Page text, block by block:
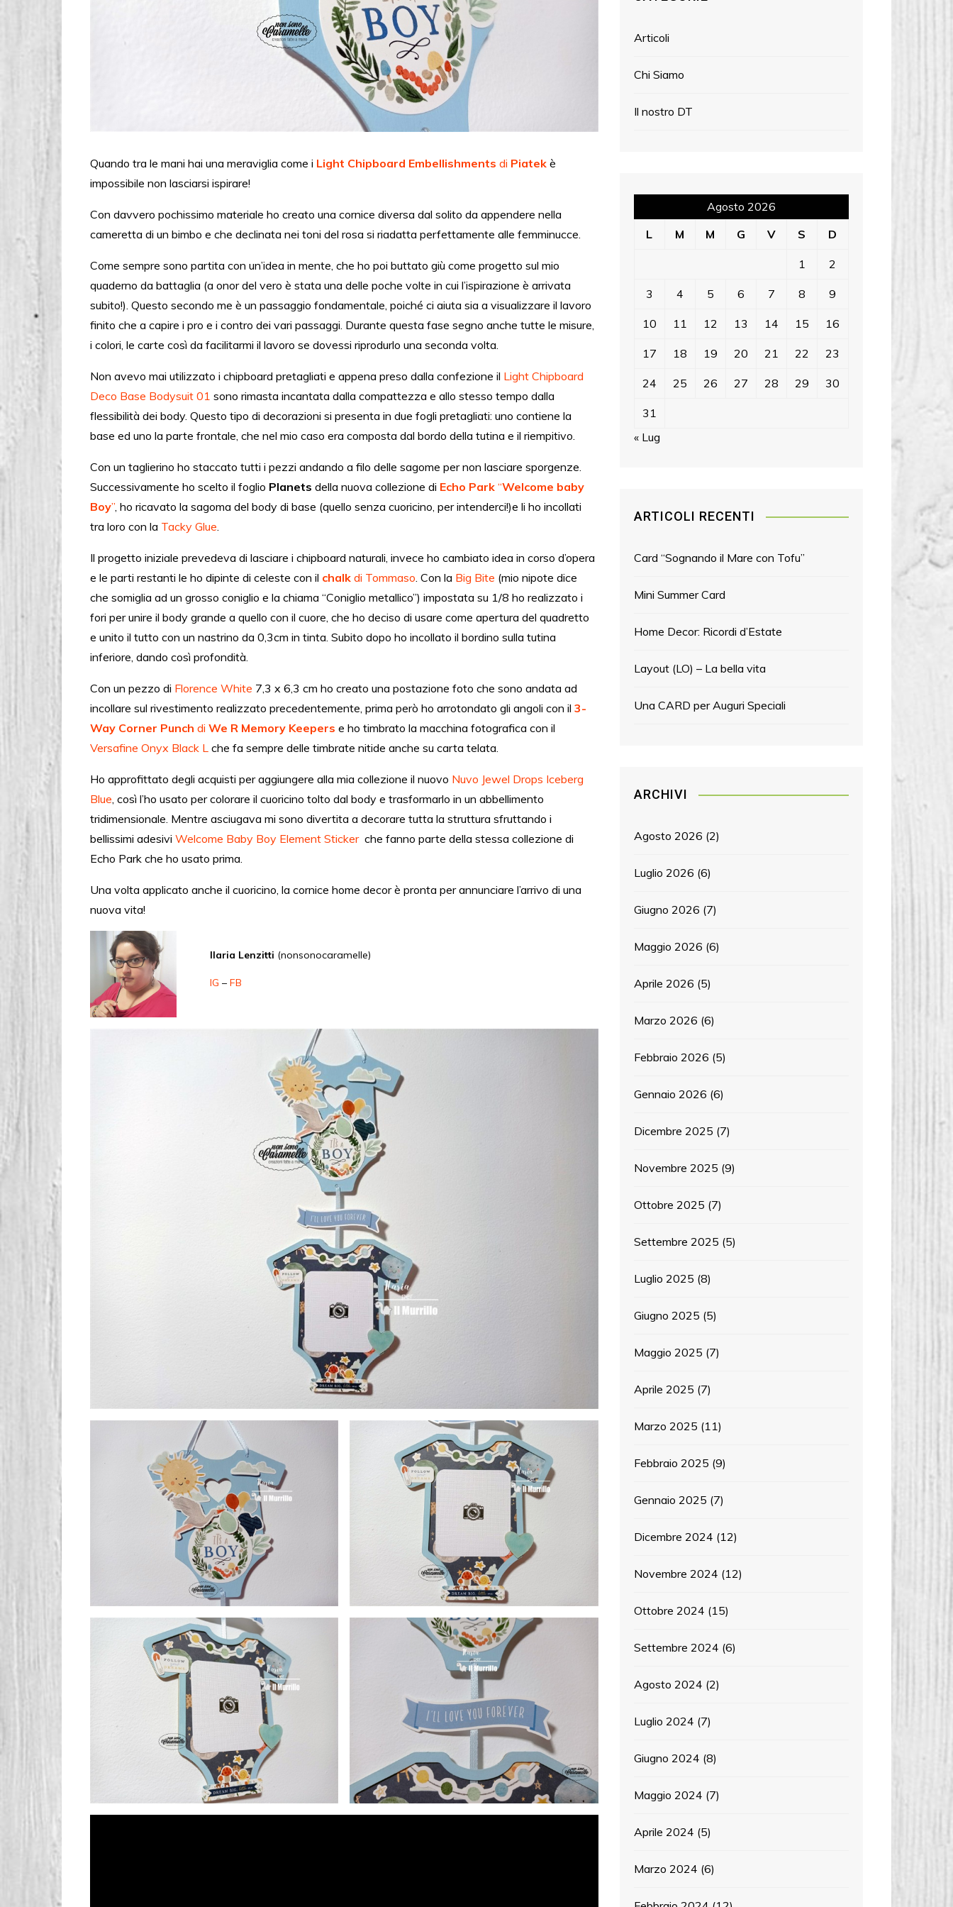
Quando tra le mani hai una meraviglia come i Light Chipboard Embellishments di Piatek è
impossibile non lasciarsi ispirare!
Con davvero pochissimo materiale ho creato una cornice diversa dal solito da appendere nella
cameretta di un bimbo e che declinata nei toni del rosa si riadatta perfettamente alle femminucce.
Come sempre sono partita con un’idea in mente, che ho poi buttato giù come progetto sul mio
quaderno da battaglia (a onor del vero è stata una delle poche volte in cui l’ispirazione è arrivata
subito!). Questo secondo me è un passaggio fondamentale, poiché ci aiuta sia a visualizzare il lavoro
finito che a capire i pro e i contro dei vari passaggi. Durante questa fase segno anche tutte le misure,
i colori, le carte così da facilitarmi il lavoro se dovessi riprodurlo una seconda volta.
Non avevo mai utilizzato i chipboard pretagliati e appena preso dalla confezione il Light Chipboard
Deco Base Bodysuit 01 sono rimasta incantata dalla compattezza e allo stesso tempo dalla
flessibilità dei body. Questo tipo di decorazioni si presenta in due fogli pretagliati: uno contiene la
base ed uno la parte frontale, che nel mio caso era composta dal bordo della tutina e il riempitivo.
Con un taglierino ho staccato tutti i pezzi andando a filo delle sagome per non lasciare sporgenze.
Successivamente ho scelto il foglio Planets della nuova collezione di Echo Park “Welcome baby
Boy”, ho ricavato la sagoma del body di base (quello senza cuoricino, per intenderci!)e li ho incollati
tra loro con la Tacky Glue.
Il progetto iniziale prevedeva di lasciare i chipboard naturali, invece ho cambiato idea in corso d’opera
e le parti restanti le ho dipinte di celeste con il chalk di Tommaso. Con la Big Bite (mio nipote dice
che somiglia ad un grosso coniglio e la chiama “Coniglio metallico”) impostata su 1/8 ho realizzato i
fori per unire il body grande a quello con il cuore, che ho deciso di usare come apertura del quadretto
e unito il tutto con un nastrino da 0,3cm in tinta. Subito dopo ho incollato il bordino sulla tutina
inferiore, dando così profondità.
Con un pezzo di Florence White 7,3 x 6,3 cm ho creato una postazione foto che sono andata ad
incollare sul rivestimento realizzato precedentemente, prima però ho arrotondato gli angoli con il 3-
Way Corner Punch di We R Memory Keepers e ho timbrato la macchina fotografica con il
Versafine Onyx Black L che fa sempre delle timbrate nitide anche su carta telata.
Ho approfittato degli acquisti per aggiungere alla mia collezione il nuovo Nuvo Jewel Drops Iceberg
Blue, così l’ho usato per colorare il cuoricino tolto dal body e trasformarlo in un abbellimento
tridimensionale. Mentre asciugava mi sono divertita a decorare tutta la struttura sfruttando i
bellissimi adesivi Welcome Baby Boy Element Stickerche fanno parte della stessa collezione di
Echo Park che ho usato prima.
Una volta applicato anche il cuoricino, la cornice home decor è pronta per annunciare l’arrivo di una
nuova vita!
Ilaria Lenzitti (nonsonocaramelle)
IG –FB
Articoli
Chi Siamo
Il nostro DT
Agosto 2026
L
M M G V S D
1 2
3 4 5 6 7 8 9
10 11 12 13 14 15 16
17 18 19 20 21 22 23
24 25 26 27 28 29 30
31
« Lug
ARTICOLI RECENTI
Card “Sognando il Mare con Tofu”
Mini Summer Card
Home Decor: Ricordi d’Estate
Layout (LO) – La bella vita
Una CARD per Auguri Speciali
ARCHIVI
Agosto 2026 (2)
Luglio 2026 (6)
Giugno 2026 (7)
Maggio 2026 (6)
Aprile 2026 (5)
Marzo 2026 (6)
Febbraio 2026 (5)
Gennaio 2026 (6)
Dicembre 2025 (7)
Novembre 2025 (9)
Ottobre 2025 (7)
Settembre 2025 (5)
Luglio 2025 (8)
Giugno 2025 (5)
Maggio 2025 (7)
Aprile 2025 (7)
Marzo 2025 (11)
Febbraio 2025 (9)
Gennaio 2025 (7)
Dicembre 2024 (12)
Novembre 2024 (12)
Ottobre 2024 (15)
Settembre 2024 (6)
Agosto 2024 (2)
Luglio 2024 (7)
Giugno 2024 (8)
Maggio 2024 (7)
Aprile 2024 (5)
Marzo 2024 (6)